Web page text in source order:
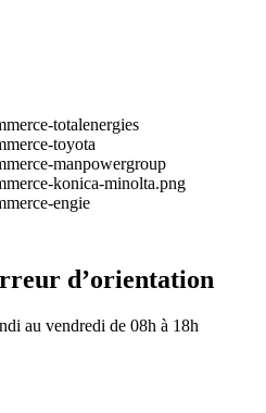
d’orientation
au vendredi de 08h à 18h